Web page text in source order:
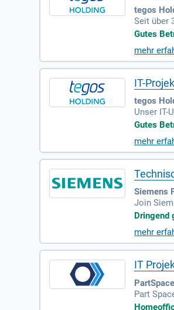
tegos
Seit über
echte
können.
siness
nft
Gutes
mehr
IT-
tegos
Unser IT-
und
erte IT-
Teams
Gutes
mehr
Siemens
Join
nende
Dringend
mehr
IT
Part